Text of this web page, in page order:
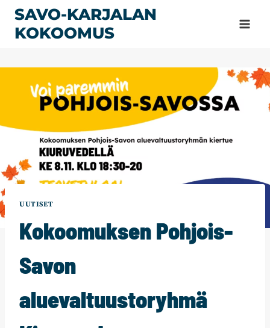
Siirry
sisältöön
SAVO-KARJALAN
KOKOOMUS
UUTISET
Kokoomuksen Pohjois-
Savon
aluevaltuustoryhmä